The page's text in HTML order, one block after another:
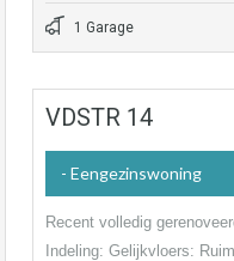
1 Garage
VDSTR 14
- Eengezinswoning
Recent volledig
Indeling: Gelijkvloers: